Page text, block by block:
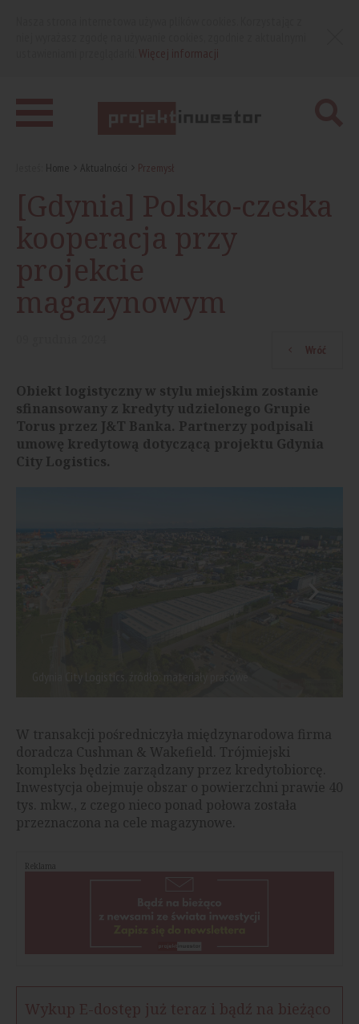
Home Aktualności Przemysł
[Gdynia] Polsko-czeska
kooperacja przy
projekcie
magazynowym
Wróć
Obiekt logistyczny w stylu miejskim zostanie
sfinansowany z kredyty udzielonego Grupie
Torus przez J&T Banka. Partnerzy podpisali
umowę kredytową dotyczącą projektu Gdynia
City Logistics.
W transakcji pośredniczyła międzynarodowa firma
doradcza Cushman & Wakefield. Trójmiejski
kompleks będzie zarządzany przez kredytobiorcę.
Inwestycja obejmuje obszar o powierzchni prawie 40
tys. mkw., z czego nieco ponad połowa została
przeznaczona na cele magazynowe.
Reklama
Wykup E-dostęp już teraz i bądź na bieżąco